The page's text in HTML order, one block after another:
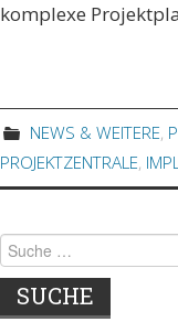
komplexe
NEWS & WEITERE,
PROJEKTZENTRALE,
Suche
nach: